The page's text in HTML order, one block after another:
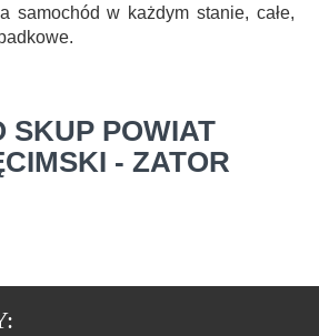
samochód w każdym stanie, całe,
SKUP POWIAT
- ZATOR